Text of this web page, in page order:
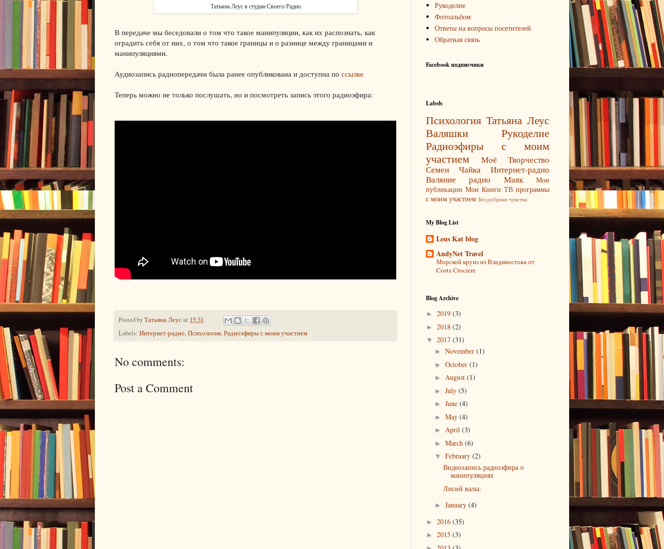
Татьяна Леус в студии Своего Радио
В передаче мы беседовали о том что такое манипуляции, как их распознать, как
оградить себя от них, о том что такое границы и о разнице между границами и
манипуляциями.
Аудиозапись радиопередачи была ранее опубликована и доступна по ссылке
Теперь можно не только послушать, но и посмотреть запись этого радиоэфира:
Posted byТатьяна Леусat 15:31
Labels: Интернет-радио,Психология,Радиоэфиры с моим участием
No comments:
Post a Comment
Рукоделие
Фотоальбом
Ответы на вопросы посетителей
Обратная связь
Facebook подписчики
Labels
Психология Татьяна Леус
Валяшки
Рукоделие
Радиоэфиры с моим
участием
Моё Творчество
Семен Чайка
Интернет-радио
Валяние
радио Маяк
Мои
публикации Мои Книги ТВ программы
с моим участием Без рубрики чувства
My Blog List
Leus Kat blog
AndyNet Travel
Морской круиз из Владивостока от
Costa Crociere
Blog Archive
► 2019 (3)
► 2018 (2)
▼ 2017 (31)
► November (1)
► October (1)
► August (1)
► July (5)
► June (4)
► May (4)
► April (3)
► March (6)
▼ February (2)
Видеозапись радиоэфира о
манипуляциях
Лисий вальс
► January (4)
► 2016 (35)
► 2015 (3)